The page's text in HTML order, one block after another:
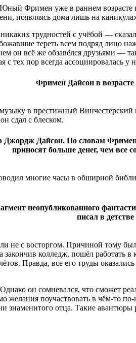
Фримен уже в раннем
появляясь дома лишь на
трудностей с учёбой —
тереть всем подряд лицо
он всё же обзавёлся друзьями —
тех пор всегда ассоциировалась у
Фримен Дайсон в возрасте
в престижный
сдал с блеском.
Джордж Дайсон. По словам
приносят больше денег, чем все
многие часы в обширной
неопубликованного
писал в детстве
не с восторгом. Причиной тому
колледж, пошёл
Правда, все его труды
он сомневался, что сможет
поучаствовать в чём-то по-
знаменитого отца. Такие